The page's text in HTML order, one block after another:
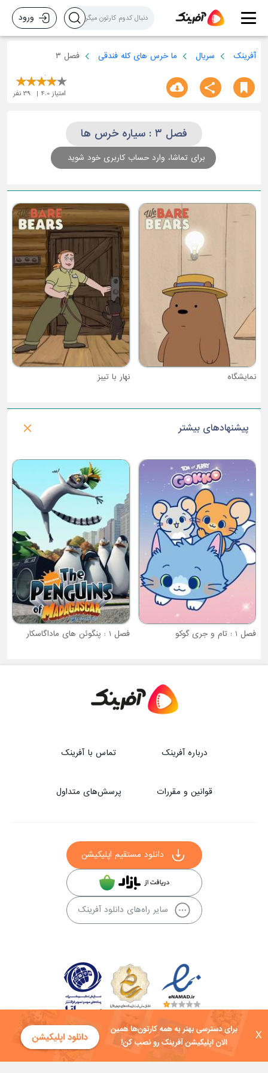
X
ورود
آفرینک سریال ما خرس های کله فندقی فصل ۳
امتیاز 4.0
39 نفر
فصل ۳ : سیاره خرس ها
برای تماشا، وارد حساب کاربری خود شوید
کایل
پیشنهادهای بیشتر
فصل 1 : پنگوئن های ماداگاسکار
فصل 2 : خانه عروسکی گابی
درباره آفرینک تماس با آفرینک
قوانین و مقررات پرسش‌های متداول
دانلود مستقیم اپلیکیشن
سایر راه‌های دانلود آفرینک
کلیه حقوق این سایت به شرکت توسعه فناوی هفت آسمان توکان تعلق دارد و